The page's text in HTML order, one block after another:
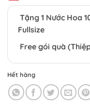
Hết hàng
Sản phẩm Hot,
xem